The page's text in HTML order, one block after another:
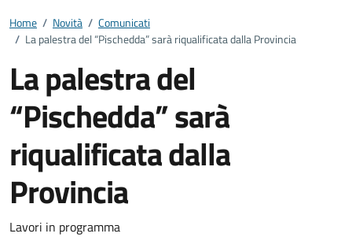
Home / Novità / Comunicati
/ La palestra del “Pischedda” sarà riqualificata dalla Provincia
La palestra del
“Pischedda” sarà
riqualificata dalla
Provincia
Dettagli della notizia
Lavori in programma